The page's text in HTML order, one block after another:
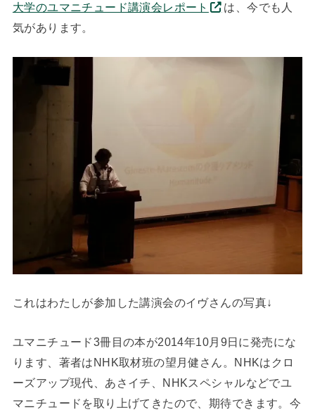
大学のユマニチュード講演会レポート
は、今でも人
気があります。
これはわたしが参加した講演会のイヴさんの写真↓
ユマニチュード3冊目の本が2014年10月9日に発売にな
ります、著者はNHK取材班の望月健さん。NHKはクロ
ーズアップ現代、あさイチ、NHKスペシャルなどでユ
マニチュードを取り上げてきたので、期待できます。今